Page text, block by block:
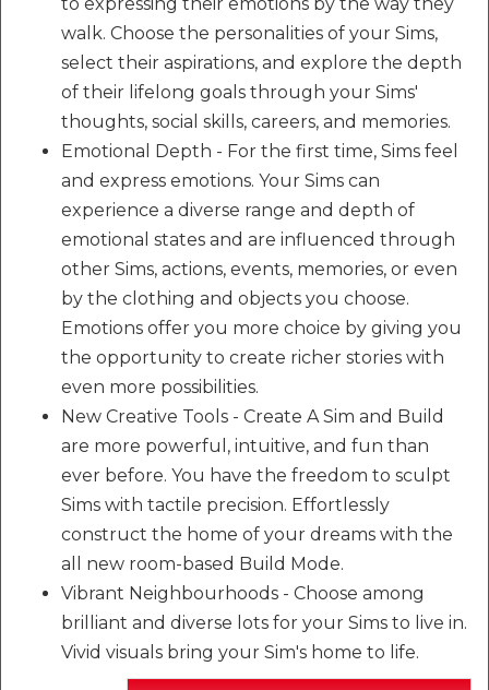
walk. Choose the personalities of your Sims,
select their aspirations, and explore the depth
of their lifelong goals through your Sims'
thoughts, social skills, careers, and memories.
Emotional Depth - For the first time, Sims feel
and express emotions. Your Sims can
experience a diverse range and depth of
emotional states and are influenced through
other Sims, actions, events, memories, or even
by the clothing and objects you choose.
Emotions offer you more choice by giving you
the opportunity to create richer stories with
even more possibilities.
New Creative Tools - Create A Sim and Build
are more powerful, intuitive, and fun than
ever before. You have the freedom to sculpt
Sims with tactile precision. Effortlessly
construct the home of your dreams with the
all new room-based Build Mode.
Vibrant Neighbourhoods - Choose among
brilliant and diverse lots for your Sims to live in.
Vivid visuals bring your Sim's home to life.